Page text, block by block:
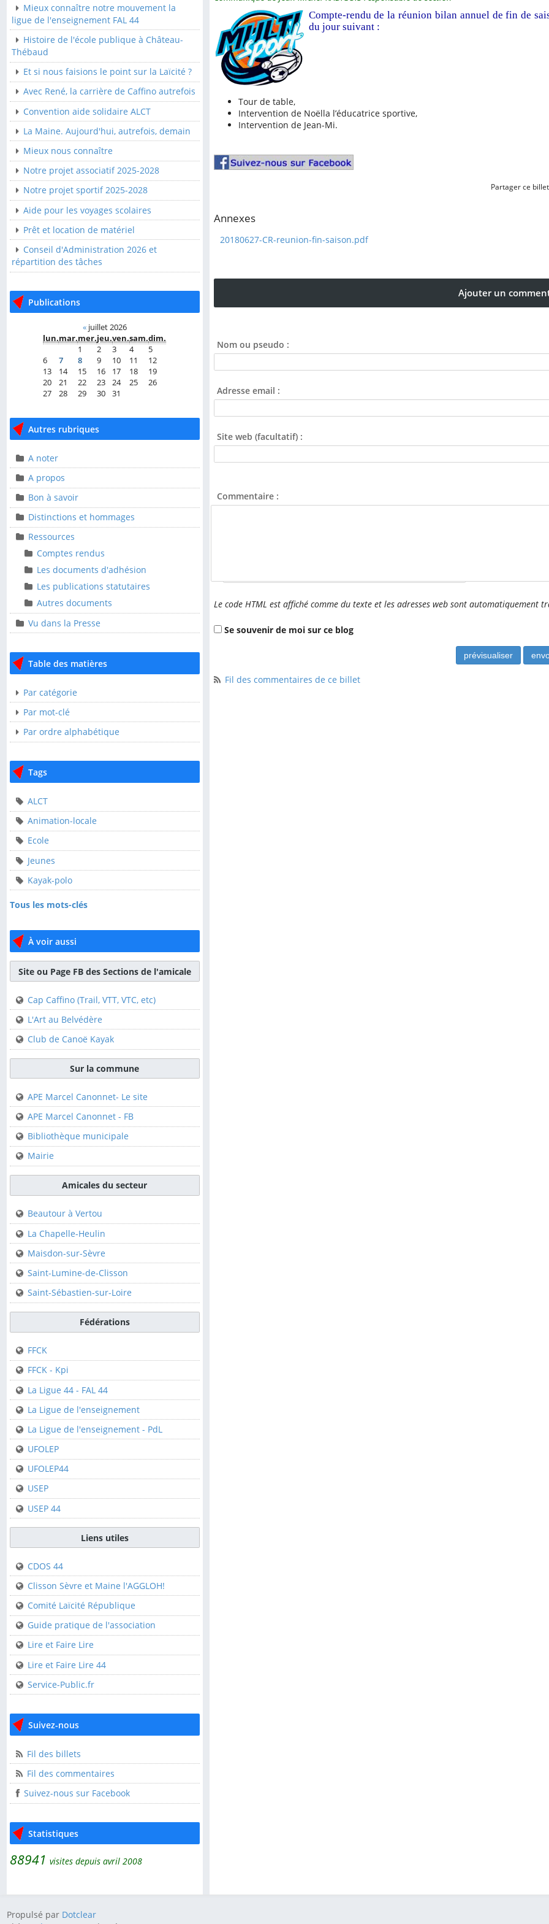
Convention aide solidaire
ALCT
La Maine. Aujourd'hui,
autrefois, demain
Mieux nous connaître
Notre projet associatif
2025-2028
Notre projet sportif 2025-
2028
Aide pour les voyages
scolaires
Prêt et location de
matériel
Conseil d'Administration
2026 et répartition des
tâches
Publications
mer.jeu.ven.sam.dim.
2 3 4
5
11
12
16 17 18
19
23 24 25
26
30 31
Autres rubriques
A noter
A propos
Bon à savoir
Distinctions et
hommages
Ressources
Comptes rendus
Les documents
d'adhésion
Les publications
statutaires
Vu dans la Presse
Table des matières
Par catégorie
Par ordre alphabétique
Tags
ALCT
Animation-locale
Ecole
Jeunes
Tous les mots-clés
Site ou Page FB des
Sections de l'amicale
Cap Caffino (Trail, VTT,
Club de Canoë Kayak
Sur la commune
APE Marcel Canonnet-
Le site
APE Marcel Canonnet -
Bibliothèque municipale
Mairie
Amicales du secteur
Beautour à Vertou
La Chapelle-Heulin
Maisdon-sur-Sèvre
Saint-Lumine-de-
Clisson
Saint-Sébastien-sur-
Loire
Fédérations
FFCK
FFCK - Kpi
La Ligue 44 - FAL 44
l'enseignement
La Ligue de
l'enseignement - PdL
UFOLEP
UFOLEP44
USEP
USEP 44
Liens utiles
CDOS 44
l'AGGLOH!
Comité Laïcité
République
Guide pratique de
Lire et Faire Lire
Lire et Faire Lire 44
Suivez-nous
Mieux connaître notre mouvement la
ligue de l'enseignement FAL 44
Histoire de l'école publique à Château-
Thébaud
Et si nous faisions le point sur la Laïcité ?
Avec René, la carrière de Caffino autrefois
Convention aide solidaire ALCT
La Maine. Aujourd'hui, autrefois, demain
Mieux nous connaître
Notre projet associatif 2025-2028
Notre projet sportif 2025-2028
Aide pour les voyages scolaires
Prêt et location de matériel
Conseil d'Administration 2026 et
répartition des tâches
Publications
«juillet 2026
lun.mar.mer.jeu.ven.sam.dim.
1
2 3 4
5
6
7 8 9 10 11
12
13
14 15 16 17 18
19
20
21 22 23 24 25
26
27
28 29 30 31
Autres rubriques
A noter
A propos
Bon à savoir
Distinctions et hommages
Ressources
Comptes rendus
Les documents d'adhésion
Les publications statutaires
Autres documents
Vu dans la Presse
Table des matières
Par catégorie
Par mot-clé
Par ordre alphabétique
Tags
ALCT
Animation-locale
Ecole
Jeunes
Kayak-polo
Tous les mots-clés
À voir aussi
Site ou Page FB des Sections de l'amicale
Cap Caffino (Trail, VTT, VTC, etc)
L'Art au Belvédère
Club de Canoë Kayak
Sur la commune
APE Marcel Canonnet- Le site
APE Marcel Canonnet - FB
Bibliothèque municipale
Mairie
Amicales du secteur
Beautour à Vertou
La Chapelle-Heulin
Maisdon-sur-Sèvre
Saint-Lumine-de-Clisson
Saint-Sébastien-sur-Loire
Fédérations
FFCK
FFCK - Kpi
La Ligue 44 - FAL 44
La Ligue de l'enseignement
La Ligue de l'enseignement - PdL
UFOLEP
UFOLEP44
USEP
USEP 44
Liens utiles
CDOS 44
Clisson Sèvre et Maine l'AGGLOH!
Comité Laïcité République
Guide pratique de l'association
Lire et Faire Lire
Lire et Faire Lire 44
Service-Public.fr
Suivez-nous
Fil des billets
Fil des commentaires
Suivez-nous sur Facebook
Statistiques
88941 visites depuis avril 2008
Compte-rendu de la réunion bilan annuel de fin de
du jour suivant :
Tour de table,
Intervention de Noëlla l’éducatrice sportive,
Intervention de Jean-Mi.
Partager ce
Annexes
20180627-CR-reunion-fin-saison.pdf
Ajouter un
Nom ou pseudo :
Adresse email :
Site web (facultatif) :
Commentaire :
Le code HTML est affiché comme du texte et les adresses web sont automatiquement
Se souvenir de moi sur ce blog
Fil des commentaires de ce billet
Propulsé par Dotclear